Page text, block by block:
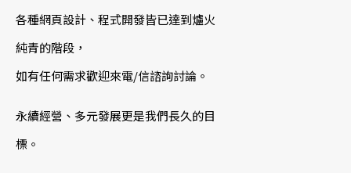
各種網頁設計、 程式開發皆已達到爐火
純青的階段，
如有任何需求歡迎來電/信諮詢討論。
永續經營、多元發展更是我們長久的目
標。